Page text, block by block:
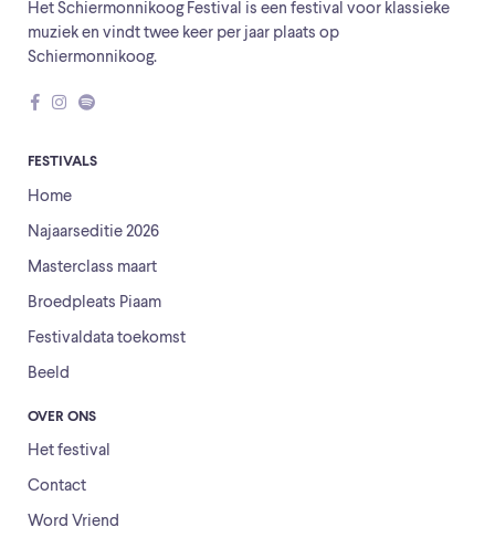
Het Schiermonnikoog Festival is een festival voor klassieke
muziek en vindt twee keer per jaar plaats op
Schiermonnikoog.
FESTIVALS
Home
Najaarseditie 2026
Masterclass maart
Broedpleats Piaam
Festivaldata toekomst
Beeld
OVER ONS
Het festival
Contact
Word Vriend